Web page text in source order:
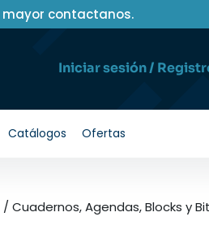
mayor contactanos.
Iniciar sesión /
Catálogos Ofertas
/ Cuadernos, Agendas, Blocks y